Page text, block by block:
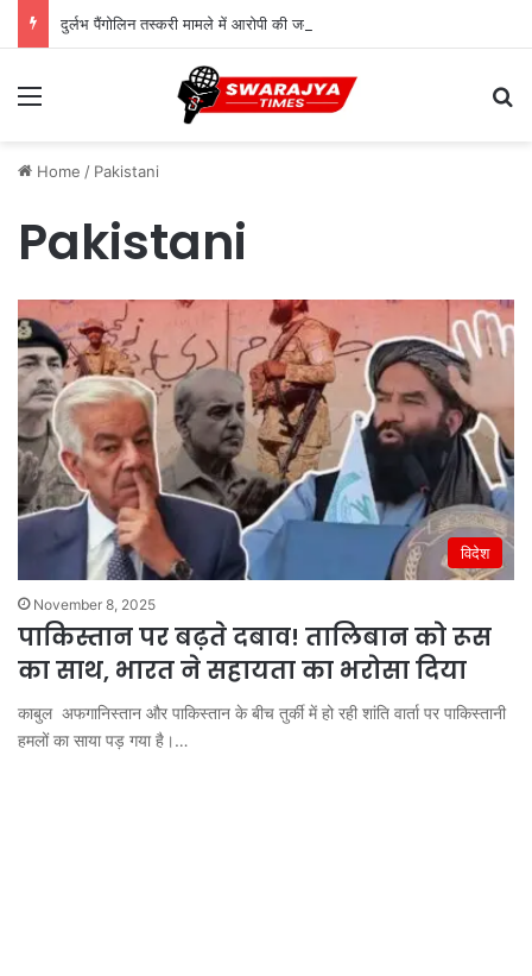
दुर्लभ पैंगोलिन तस्करी मामले में आरोपी की जमानत याचिका खारिज
Menu
Home / Pakistani
Pakistani
विदेश
November 8, 2025
पाकिस्तान पर बढ़ते दबाव! तालिबान को रूस
का साथ, भारत ने सहायता का भरोसा दिया
काबुल अफगानिस्तान और पाकिस्तान के बीच तुर्की में हो रही शांति वार्ता पर पाकिस्तानी
हमलों का साया पड़ गया है।…